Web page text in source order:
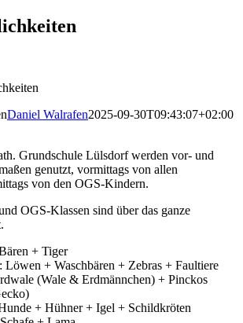
Daniel Walrafen2025-09-30T09:43:07+02:00
Grundschule Lülsdorf werden vor- und
genutzt, vormittags von allen
von den OGS-Kindern.
OGS-Klassen sind über das ganze
+ Tiger
Löwen + Waschbären + Zebras + Faultiere
(Wale & Erdmännchen) + Pinckos
+ Hühner + Igel + Schildkröten